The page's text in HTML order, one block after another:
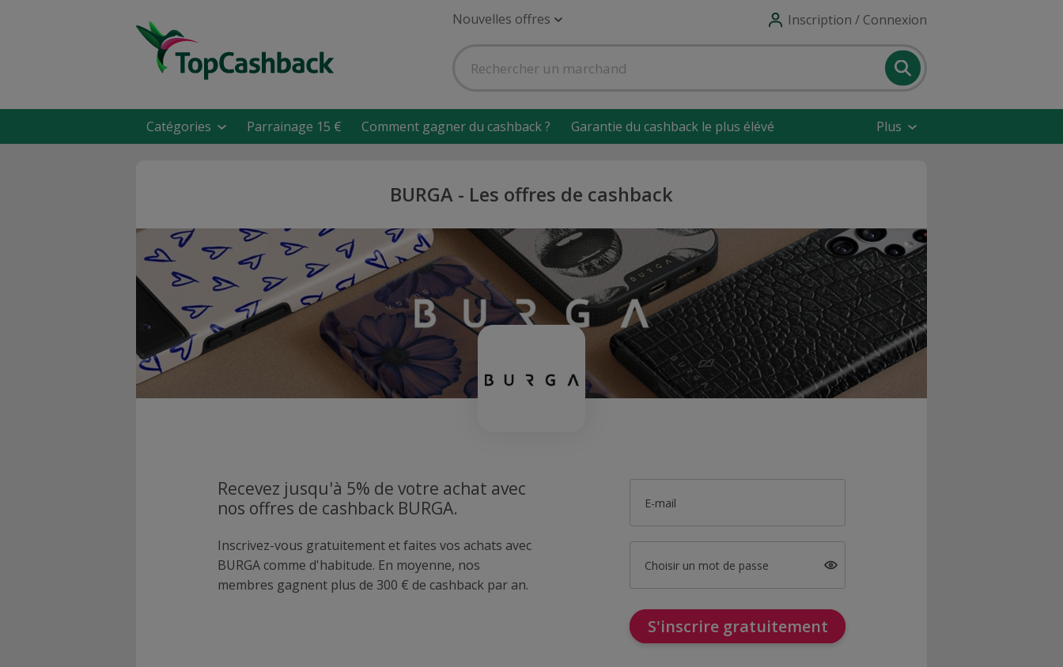
Nouvelles offres Inscription / Connexion
Catégories Parrainage 15 € Comment gagner du cashback ? Garantie du cashback le plus élévé Plus
BURGA - Les offres de cashback
Recevez jusqu'à 5% de votre achat avec
nos offres de cashback BURGA.
Inscrivez-vous gratuitement et faites vos achats avec
BURGA comme d'habitude. En moyenne, nos
membres gagnent plus de 300 € de cashback par an.
E-mail
Choisir un mot de passe
S'inscrire gratuitement